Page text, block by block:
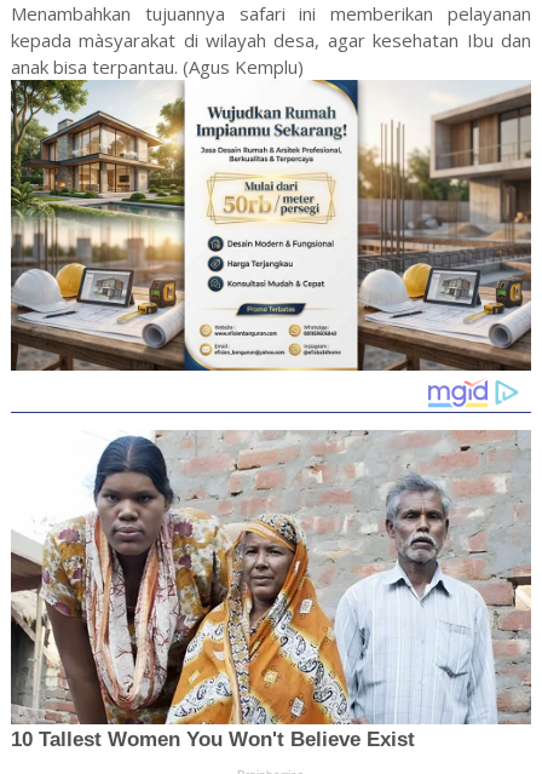
Menambahkan tujuannya safari ini memberikan pelayanan
kepada màsyarakat di wilayah desa, agar kesehatan Ibu dan
anak bisa terpantau. (Agus Kemplu)